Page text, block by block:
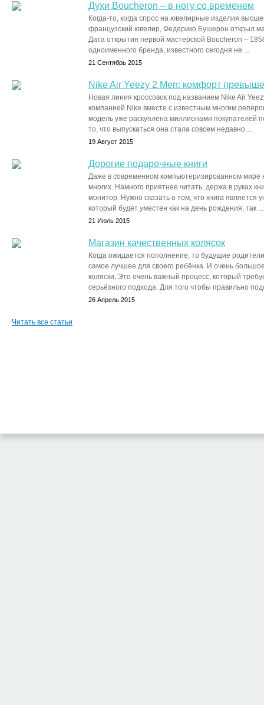
Духи Boucheron – в ногу со временем
Когда-то, когда спрос на ювелирные изделия
французский ювелир, Федерико Бушерон открыл
Дата открытия первой мастерской Boucheron –
одноименного бренда, известного сегодня не ...
21 Сентябрь 2015
Nike Air Yeezy 2 Men: комфорт
Новая линия кроссовок под названием Nike Air
компанией Nike вместе с известным многим
модель уже раскуплена миллионами покупателей
то, что выпускаться она стала совсем недавно ...
19 Август 2015
Дорогие подарочные книги
Даже в современном компьютеризированном мире
многих. Намного приятнее читать, держа в руках
монитор. Нужно сказать о том, что книга является
который будет уместен как на день рождения, так ...
21 Июль 2015
Магазин качественных колясок
Когда ожидается пополнение, то будущие
самое лучшее для своего ребёнка. И очень
коляски. Это очень важный процесс, который
серьёзного подхода. Для того чтобы правильно
26 Апрель 2015
Читать все статьи